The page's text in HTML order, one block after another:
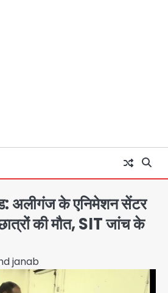
अलीगंज के एनिमेशन सेंटर
की मौत, SIT जांच के
janab